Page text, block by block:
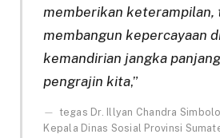
memberikan keterampilan,
membangun kepercayaan
kemandirian jangka
pengrajin kita,”
tegas Dr. Illyan Chandra
Kepala Dinas Sosial Provinsi